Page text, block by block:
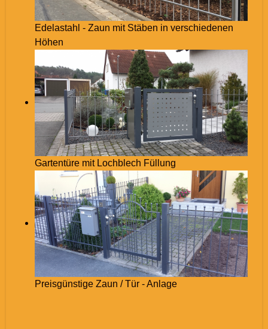
Edelastahl - Zaun mit Stäben in verschiedenen
Höhen
Gartentüre mit Lochblech Füllung
Preisgünstige Zaun / Tür - Anlage